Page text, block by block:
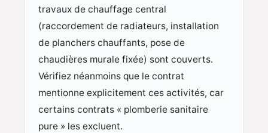
travaux de chauffage central
(raccordement de radiateurs, installation
de planchers chauffants, pose de
chaudières murale fixée) sont couverts.
Vérifiez néanmoins que le contrat
mentionne explicitement ces activités, car
certains contrats « plomberie sanitaire
pure » les excluent.